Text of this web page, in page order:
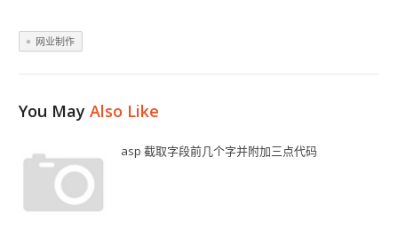
网业制作
You MayAlso Like
asp 截取字段前几个字并附加三点代码